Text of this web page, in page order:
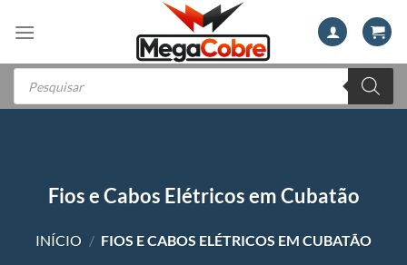
Pesquisar
produtos
Fios e Cabos Elétricos em Cubatão
INÍCIO / FIOS E CABOS ELÉTRICOS EM CUBATÃO